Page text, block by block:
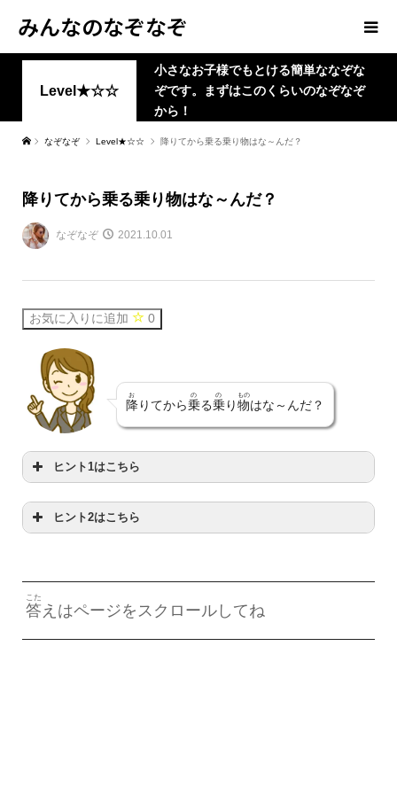
みんなのなぞなぞ
Level★☆☆
小さなお子様でもとける簡単ななぞな
ぞです。まずはこのくらいのなぞなぞ
から！
なぞなぞ Level★☆☆ 降りてから乗る乗り物はな～んだ？
降りてから乗る乗り物はな～んだ？
なぞなぞ 2021.10.01
お気に入りに追加 0
降
お
りてから乗
の
る乗
の
り物
もの
はな～んだ？
ヒント1はこちら
ヒント2はこちら
答
こた
えはページをスクロールしてね